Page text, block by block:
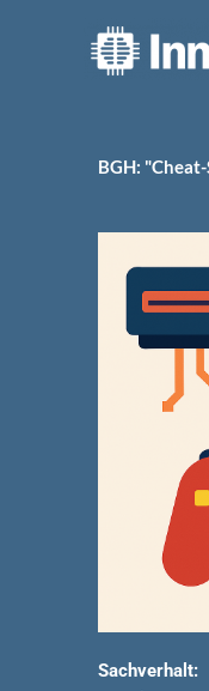
BGH:
Sachverhalt: